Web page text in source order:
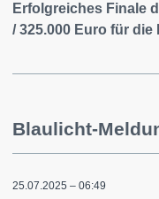
Erfolgreiches Finale
/ 325.000 Euro für
Blaulicht-
25.07.2025 – 06:49